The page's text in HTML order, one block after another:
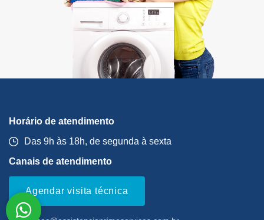
Horário de atendimento
Das 9h às 18h, de segunda à sexta
Canais de atendimento
Agendar visita técnica